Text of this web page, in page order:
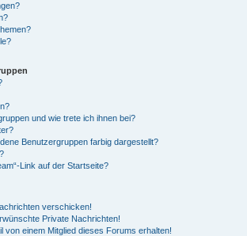
und wie trete ich ihnen bei?
Benutzergruppen farbig dargestellt?
Link auf der Startseite?
verschicken!
Private Nachrichten!
von einem Mitglied dieses Forums erhalten!